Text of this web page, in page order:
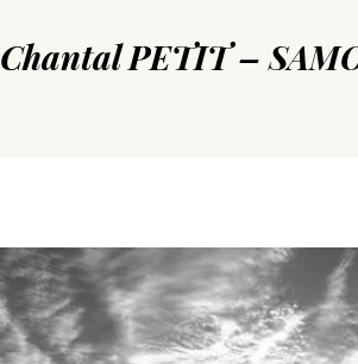
Chantal PETIT –